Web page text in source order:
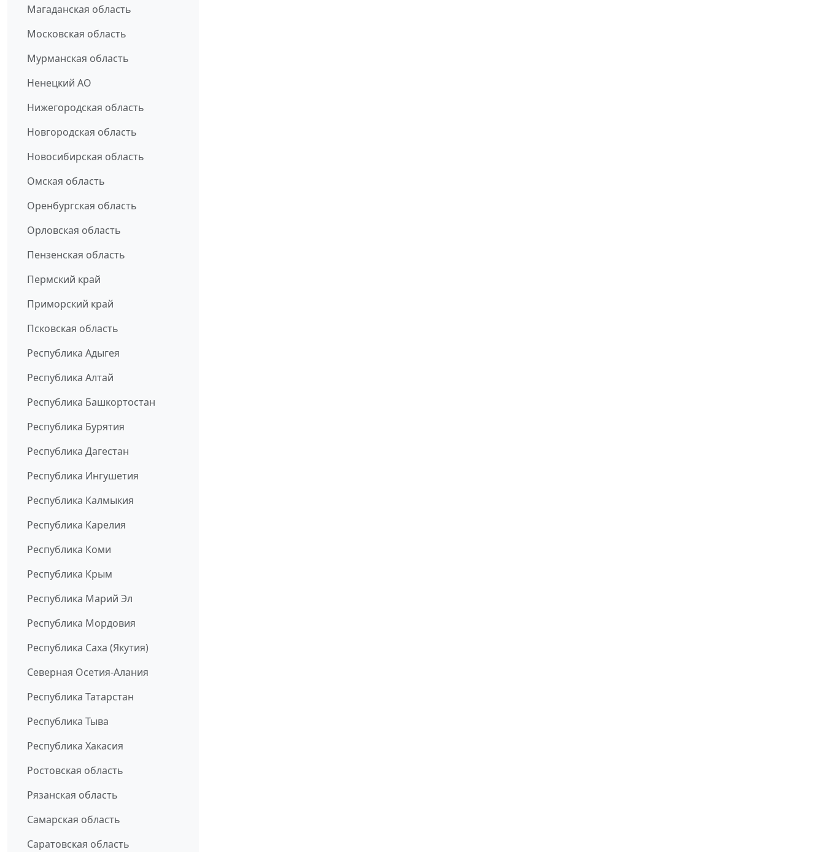
Магаданская область
Московская область
Мурманская область
Ненецкий АО
Нижегородская область
Новгородская область
Новосибирская область
Омская область
Оренбургская область
Орловская область
Пензенская область
Пермский край
Приморский край
Псковская область
Республика Адыгея
Республика Алтай
Республика Башкортостан
Республика Бурятия
Республика Дагестан
Республика Ингушетия
Республика Калмыкия
Республика Карелия
Республика Коми
Республика Крым
Республика Марий Эл
Республика Мордовия
Республика Саха (Якутия)
Северная Осетия-Алания
Республика Татарстан
Республика Тыва
Республика Хакасия
Ростовская область
Рязанская область
Самарская область
Саратовская область